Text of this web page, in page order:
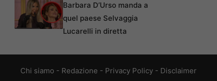
Barbara D’Urso manda a
quel paese Selvaggia
Lucarelli in diretta
Chi siamo - Redazione - Privacy Policy - Disclaimer